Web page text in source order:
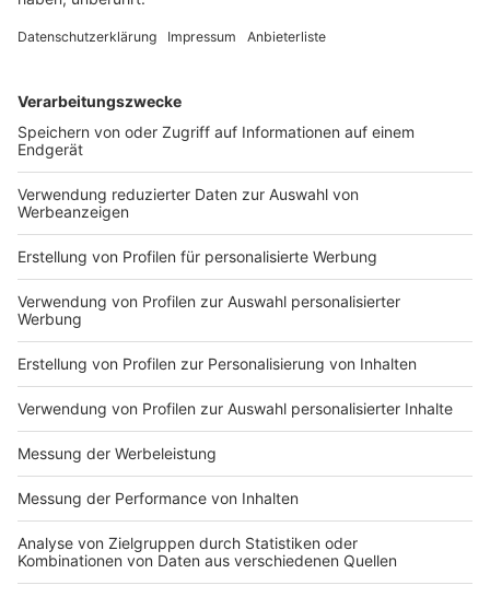
Öffnungszeiten Testzentrum an der Mitsubishi
Electric Halle:
Montag, 27. Dezember, bis Freitag, 31. Dezember: 9
bis 16 Uhr
Samstag, 1. Januar: 9 bis 14 Uhr
Sonntag, 2. Januar 2022: geschlossen
Anzeige